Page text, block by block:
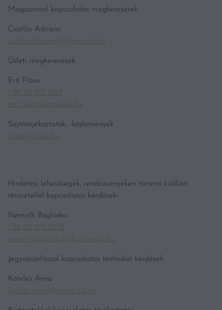
Magazinnal kapcsolatos megkeresések:
Csatlós Adrienn
csatlos.Adrienn@hgmedia.hu
Üzleti megkeresések:
Ertl Flóra
+36 70 601 1929
ertl.flora@hgmedia.hu
Sajtótájékoztatók, -közlemények
vince@vince.hu
Hirdetési lehetőségek, rendezvényeken történő kiállítói
részvétellel kapcsolatos kérdések:
Németh Boglárka
+36 30 975 2652
nemeth.boglarka@kodmedia.hu
Jegyvásárlással kapcsolatos technikai kérdések:
Köteles Anna
koteles.anna@hgmedia.hu